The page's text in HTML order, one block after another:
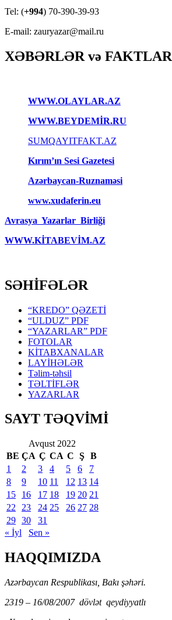
Tel: (+994) 70-390-39-93
E-mail: zauryazar@mail.ru
XƏBƏRLƏR və FAKTLAR
WWW.OLAYLAR.AZ
WWW.BEYDEMİR.RU
SUMQAYITFAKT.AZ
Kırım’ın Sesi Gazetesi
Azərbaycan-Ruznaməsi
www.xudaferin.eu
Avrasya Yazarlar Birliği
WWW.KİTABEVİM.AZ
SƏHİFƏLƏR
“KREDO” QƏZETİ
“ULDUZ” PDF
“YAZARLAR” PDF
FOTOLAR
KİTABXANALAR
LAYİHƏLƏR
Təlim-təhsil
TƏLTİFLƏR
YAZARLAR
SAYT TƏQVİMİ
Avqust 2022
BE ÇA Ç CA C Ş
B
1
2 3 4 5 6
7
8
9 10 11 12 13 14
15
16 17 18 19 20 21
22
23 24 25 26 27 28
29 30
31
« İyl
Sen »
HAQQIMIZDA
Azərbaycan Respublikası, Bakı şəhəri.
2319 – 16/08/2007 dövlət qeydiyyatlı